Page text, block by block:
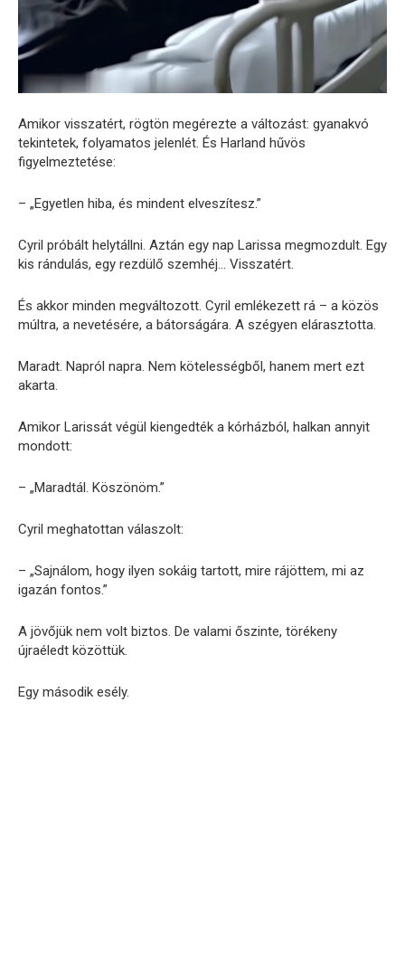
Amikor visszatért, rögtön megérezte a változást: gyanakvó
tekintetek, folyamatos jelenlét. És Harland hűvös
figyelmeztetése:
– „Egyetlen hiba, és mindent elveszítesz.”
Cyril próbált helytállni. Aztán egy nap Larissa megmozdult. Egy
kis rándulás, egy rezdülő szemhéj… Visszatért.
És akkor minden megváltozott. Cyril emlékezett rá – a közös
múltra, a nevetésére, a bátorságára. A szégyen elárasztotta.
Maradt. Napról napra. Nem kötelességből, hanem mert ezt
akarta.
Amikor Larissát végül kiengedték a kórházból, halkan annyit
mondott:
– „Maradtál. Köszönöm.”
Cyril meghatottan válaszolt:
– „Sajnálom, hogy ilyen sokáig tartott, mire rájöttem, mi az
igazán fontos.”
A jövőjük nem volt biztos. De valami őszinte, törékeny
újraéledt közöttük.
Egy második esély.